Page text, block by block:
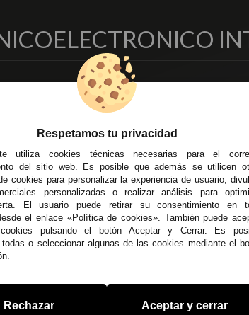
ELECTRONICO
DELEGACIONES
Écija - Sevilla
Av. Plaza de Toros. Local 3
Córdoba
C/ Ingeniero Iribarren, 14
Alzira - Valencia
C/ Esplugues, 135
44 45 44 info@steielectronica.com
Respetamos tu privacidad
utiliza cookies técnicas necesarias para el
del sitio web. Es posible que además se utilicen
cookies para personalizar la experiencia de usuario,
personalizadas o realizar análisis para
El usuario puede retirar su consentimiento en
el enlace «Política de cookies». También puede
pulsando el botón Aceptar y Cerrar. Es
todas o seleccionar algunas de las cookies mediante el
Rechazar Aceptar y cerrar